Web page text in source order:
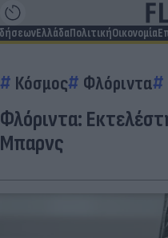
ΕλλάδαΠολιτικήΟικονομία
Κόσμος Φλόριντα
Φλόριντα:
Μπαρνς